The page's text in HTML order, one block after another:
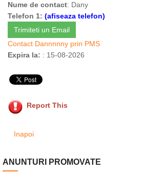
Nume de contact: Dany
Telefon 1: (afiseaza telefon)
Trimiteti un Email
Contact Dannnnny prin PMS
Expira la: : 15-08-2026
Report This
Inapoi
ANUNTURI PROMOVATE